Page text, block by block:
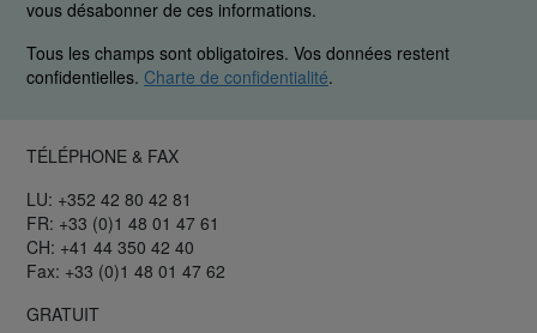
vous désabonner de ces informations.
Tous les champs sont obligatoires. Vos données restent
confidentielles. Charte de confidentialité.
TÉLÉPHONE & FAX
LU: +352 42 80 42 81
FR: +33 (0)1 48 01 47 61
CH: +41 44 350 42 40
Fax: +33 (0)1 48 01 47 62
GRATUIT